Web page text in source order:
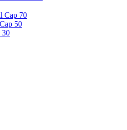
Cap 70
50
30